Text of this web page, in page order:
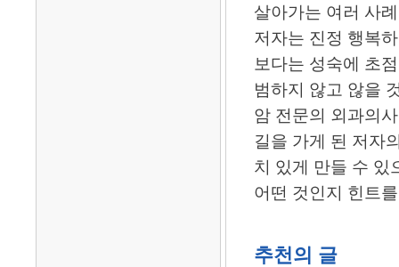
살아가는 여러 사
저자는 진정 행복
보다는 성숙에 초
범하지 않고 않을
암 전문의 외과의
길을 가게 된 저자
치 있게 만들 수 있
어떤 것인지 힌트
추천의 글